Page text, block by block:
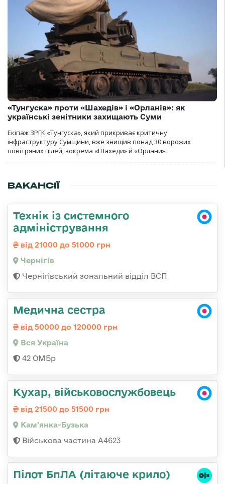
«Тунгуска» проти «Шахедів» і «Орланів»: як
українські зенітники захищають Суми
Екіпаж ЗРГК «Тунгуска», який прикриває критичну
інфраструктуру Сумщини, вже знищив понад 30 ворожих
повітряних цілей, зокрема «Шахеди» й «Орлани».
ВАКАНСІЇ
Технік із системного
адміністрування
від 21000 до 51000 грн
Чернігів
Чернігівський зональний відділ ВСП
Медична сестра
від 50000 до 120000 грн
Вся Україна
42 ОМБр
Кухар, військовослужбовець
від 21500 до 51500 грн
Кам'янка-Бузька
Військова частина А4623
Пілот БпЛА (літаюче крило)